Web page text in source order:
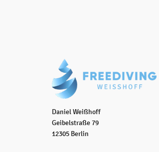
Daniel Weißhoff
Geibelstraße 79
12305 Berlin